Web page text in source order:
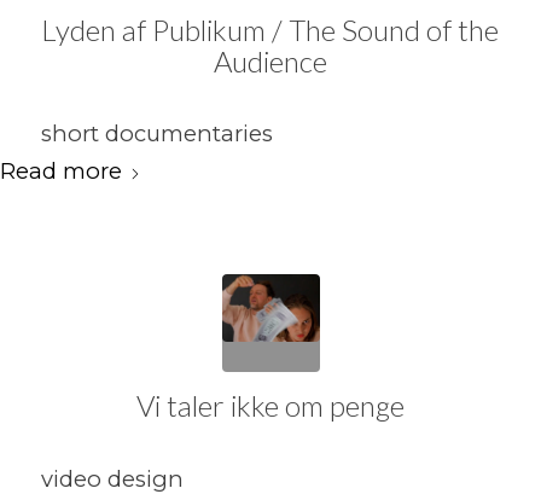
Lyden af Publikum / The Sound of the
Audience
short documentaries
Read more
Vi taler ikke om penge
video design